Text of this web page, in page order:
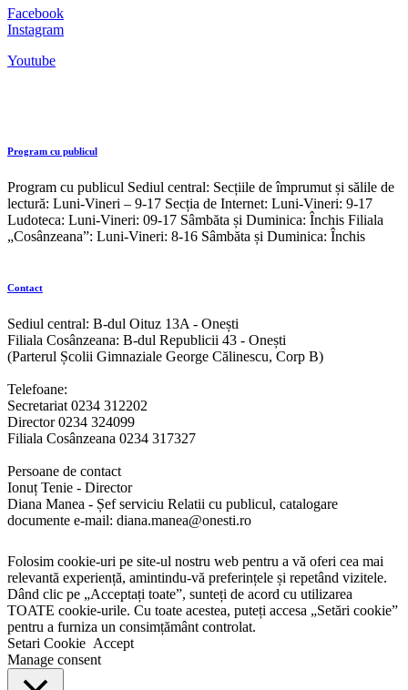
Facebook
Instagram
Youtube
Program cu publicul
Program cu publicul Sediul central: Secțiile de împrumut și sălile de
lectură: Luni-Vineri – 9-17 Secția de Internet: Luni-Vineri: 9-17
Ludoteca: Luni-Vineri: 09-17 Sâmbăta și Duminica: Închis Filiala
„Cosânzeana”: Luni-Vineri: 8-16 Sâmbăta și Duminica: Închis
Contact
Sediul central: B-dul Oituz 13A - Onești
Filiala Cosânzeana: B-dul Republicii 43 - Onești
(Parterul Școlii Gimnaziale George Călinescu, Corp B)
Telefoane:
Secretariat 0234 312202
Director 0234 324099
Filiala Cosânzeana 0234 317327
Persoane de contact
Ionuț Tenie - Director
Diana Manea - Șef serviciu Relatii cu publicul, catalogare
documente e-mail: diana.manea@onesti.ro
Folosim cookie-uri pe site-ul nostru web pentru a vă oferi cea mai
relevantă experiență, amintindu-vă preferințele și repetând vizitele.
Dând clic pe „Acceptați toate”, sunteți de acord cu utilizarea
TOATE cookie-urile. Cu toate acestea, puteți accesa „Setări cookie”
pentru a furniza un consimțământ controlat.
Setari Cookie Accept
Manage consent